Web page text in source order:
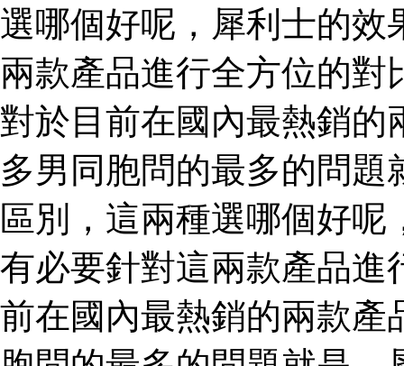
選哪個好呢，犀利士的效
兩款產品進行全方位的
對於目前在國內最熱銷的
多男同胞問的最多的問
區別，這兩種選哪個好呢
有必要針對這兩款產品進
前在國內最熱銷的兩款產